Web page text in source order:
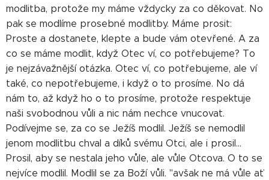
modlitba, protože my máme vždycky za co děkovat. No
pak se modlíme prosebné modlitby. Máme prosit:
Proste a dostanete, klepte a bude vám otevřené. A za
co se máme modlit, když Otec ví, co potřebujeme? To
je nejzávažnější otázka. Otec ví, co potřebujeme, ale ví
také, co nepotřebujeme, i když o to prosíme. No dá
nám to, až když ho o to prosíme, protože respektuje
naši svobodnou vůli a nic nám nechce vnucovat.
Podívejme se, za co se Ježíš modlil. Ježíš se nemodlil
jenom modlitbu chval a díků svému Otci, ale i prosil...
Prosil, aby se nestala jeho vůle, ale vůle Otcova. O to se
nejvíce modlil. Modlil se za Boží vůli. "avšak ne má vůle ať